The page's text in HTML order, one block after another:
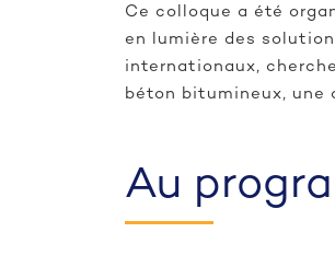
Ce colloque a été
en lumière des
internationaux,
béton bitumineux, une
Au